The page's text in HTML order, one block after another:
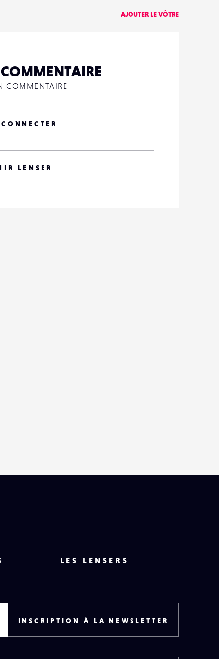
AJOUTER LE VÔTRE
COMMENTAIRE
LENSER
LES LENSERS
INSCRIPTION À LA NEWSLETTER